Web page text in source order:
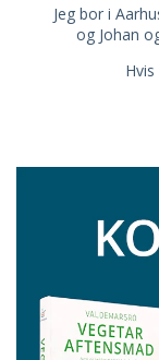
Jeg bor i
og Johan